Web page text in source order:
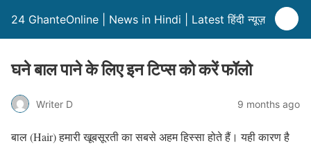
24 GhanteOnline | News in Hindi | Latest हिंदी न्यूज़
घने बाल पाने के लिए इन टिप्स को करें फॉलो
Writer D 9 months ago
बाल (Hair) हमारी खूबसूरती का सबसे अहम हिस्सा होते हैं। यही कारण है